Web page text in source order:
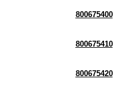
800675400
800675410
800675420